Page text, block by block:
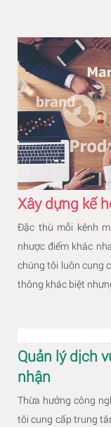
Xây dựng kế
Đặc thù mỗi kênh
nhược điểm khác
chúng tôi luôn cung
thông khác biệt
Quản lý dịch
nhận
Thừa hưởng công
tôi cung cấp trung